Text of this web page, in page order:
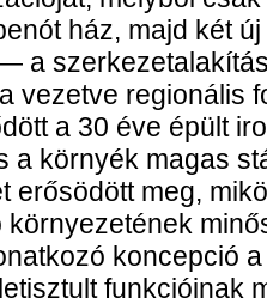
ház, majd két
a
vezetve regionális
a 30 éve épült
a környék magas
erősödött meg,
környezetének
koncepció
funkcióinak